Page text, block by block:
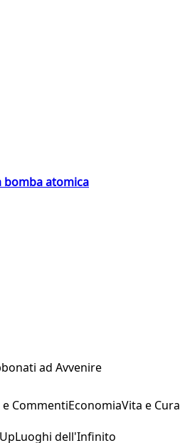
bomba atomica
ad Avvenire
e CommentiEconomiaVita e Cura
Luoghi dell'Infinito